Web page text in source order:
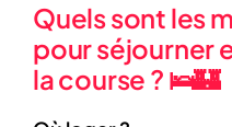
Quels sont les
pour séjourner
la course ? 🛌🏰